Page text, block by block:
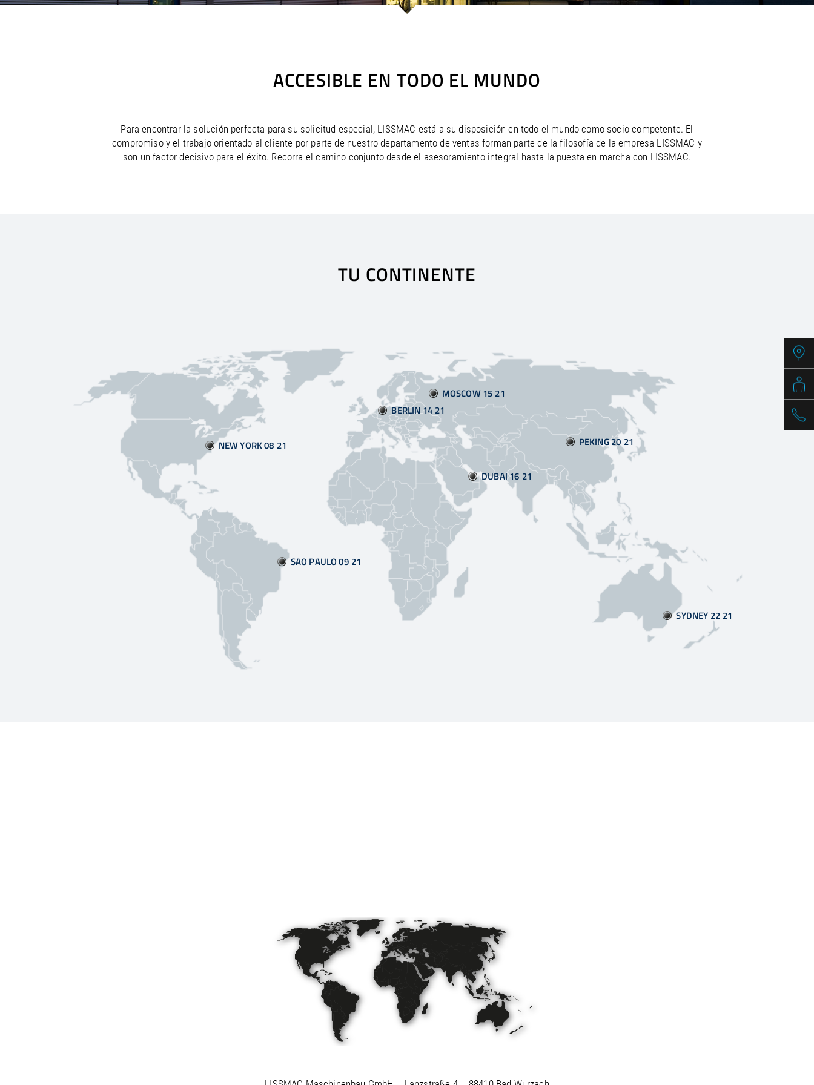
France/EN FR
Netherlands/EN NL
Ukraine/EN
Oman/EN
ACCESIBLE EN TODO EL MUNDO
Para encontrar la solución perfecta para su solicitud especial, LISSMAC está a su disposición en todo el mundo como socio competente. El
compromiso y el trabajo orientado al cliente por parte de nuestro departamento de ventas forman parte de la filosofía de la empresa LISSMAC y
son un factor decisivo para el éxito. Recorra el camino conjunto desde el asesoramiento integral hasta la puesta en marcha con LISSMAC.
TU CONTINENTE
NEW YORK 08:21
BERLIN 14:21
SAO PAULO 09:21
MOSCOW 15:21
SYDNEY 22:21
DUBAI 16:21
PEKING 20:21